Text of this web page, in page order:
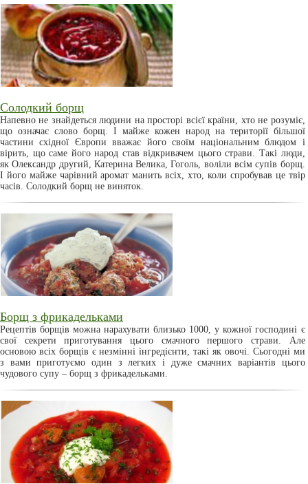
Солодкий борщ
Напевно не знайдеться людини на просторі всієї країни, хто не розуміє,
що означає слово борщ. І майже кожен народ на території більшої
частини східної Європи вважає його своїм національним блюдом і
вірить, що саме його народ став відкривачем цього страви. Такі люди,
як Олександр другий, Катерина Велика, Гоголь, воліли всім супів борщ.
І його майже чарівний аромат манить всіх, хто, коли спробував це твір
часів. Солодкий борщ не виняток.
Борщ з фрикадельками
Рецептів борщів можна нарахувати близько 1000, у кожної господині є
свої секрети приготування цього смачного першого страви. Але
основою всіх борщів є незмінні інгредієнти, такі як овочі. Сьогодні ми
з вами приготуємо один з легких і дуже смачних варіантів цього
чудового супу – борщ з фрикадельками.